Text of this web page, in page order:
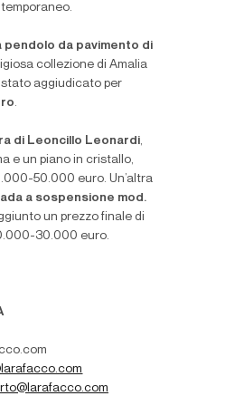
pendolo da pavimento di
collezione di Amalia
aggiudicato per
.
di Leoncillo Leonardi,
e un piano in cristallo,
50.000 euro. Un’altra
a sospensione mod.
un prezzo finale di
30.000 euro.